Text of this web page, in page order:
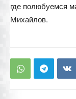
где полюбуемся
Михайлов.